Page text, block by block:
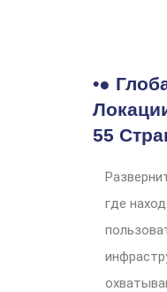
•●
55
где